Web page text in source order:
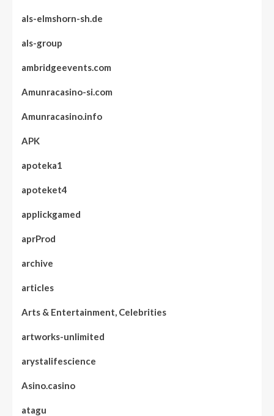
als-elmshorn-sh.de
als-group
ambridgeevents.com
Amunracasino-si.com
Amunracasino.info
APK
apoteka1
apoteket4
applickgamed
aprProd
archive
articles
Arts & Entertainment, Celebrities
artworks-unlimited
arystalifescience
Asino.casino
atagu